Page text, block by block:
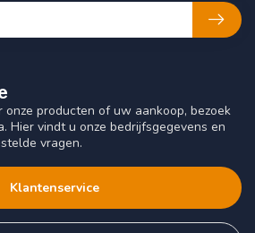
producten of uw aankoop, bezoek
Hier vindt u onze bedrijfsgegevens en
vragen.
Klantenservice